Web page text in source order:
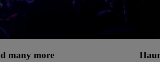
many more